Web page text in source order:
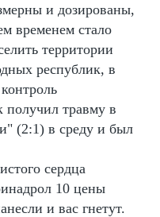
и дозированы,
временем стало
территории
республик, в
получил травму в
(2:1) в среду и был
сердца
10 цены
и вас гнетут.